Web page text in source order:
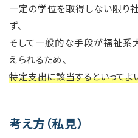
一定の学位を取得しない限り
ず、
そして一般的な手段が福祉系
えられるため、
特定支出に該当するといってよ
考え方（私見）